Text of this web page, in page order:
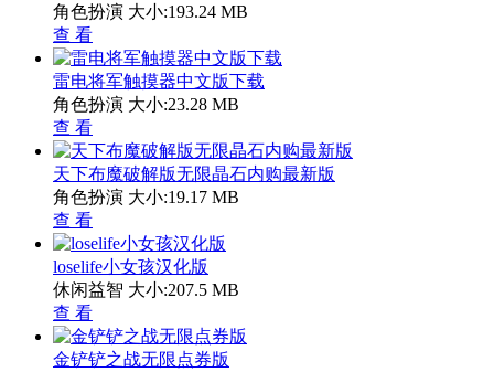
角色扮演 大小:193.24 MB
查 看
雷电将军触摸器中文版下载
角色扮演 大小:23.28 MB
查 看
天下布魔破解版无限晶石内购最新版
角色扮演 大小:19.17 MB
查 看
loselife小女孩汉化版
休闲益智 大小:207.5 MB
查 看
金铲铲之战无限点券版